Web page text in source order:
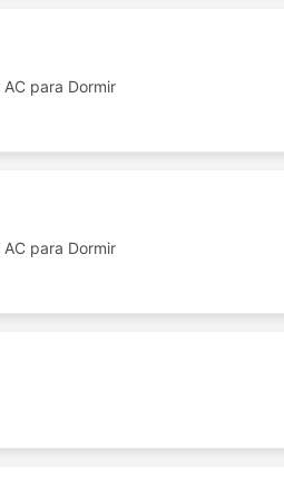
AC para Dormir
AC para Dormir